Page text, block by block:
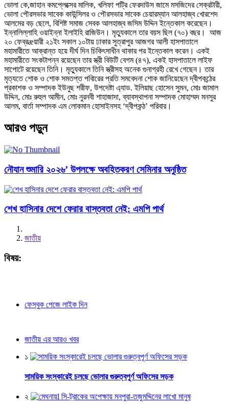
ভোলা কে,জাহান কমপ্লেক্সের মালিক, খলিফা পট্রি ফেরদাউস জামে মসজিদের সেক্রটারী,
ভোলা পৌরসভার সাবেক কাউন্সিলর ও পৌরসভার সাবেক চেয়ারম্যান আলহাজ্ব খোরশেদ
আলমের বড় ছেলে, বিশিষ্ট সমাজ সেবক আলহাজ্ব জসিম উদ্দিন ইন্তেকাল করেছেন।
ইন্নালিল্লাহি ওয়াইন্না ইলাইহি রাজিউন। মৃত্যুকালে তার বয়স ছিল (৭০) বছর। আজ
২০ ফেব্রæয়ারী ২১ইং সকাল ১০টায় ঢাকার সুত্রাপুর আজগর আলী হাসপাতালে
মহামারীতে আক্রান্ত হয়ে দীর্ঘ দিন চিকিৎসাধীন থাকার পর ইন্তেকাল করেন। একই
মহামারীতে সংকটাপন্ন রয়েছেন তার স্ত্রী বিউটি বেগম (৪৭), একই হাসপাতালে লাইফ
সাপোটে রয়েছেন তিনি। মৃত্যুকালে তিনি স্ত্রীসহ অনেক গুনাগ্রহী রেখে গেছেন। তার
মৃত্যতে শোক ও শোক সমতপ্ত পবিারের প্রতি সমবেদনা শোক জানিয়েছেন দ্বীপকন্ঠের
প্রকাশক ও সম্পাদক ইউনুছ শরীফ, উপদেষ্টা এ্যাড. ইলিয়াছ হোসেন সুমন, মোঃ জামাল
উদ্দিন, মোঃ রুহুল আমীন, মোঃ নুরনবী শাহাজাদা, ব্যাবস্থাপনা সম্পাদক মোহাম্মদ মনসুর
আলম, বার্তা সম্পাদক এম লোকমান হোসাইনসহ ‘দ্বীপকন্ঠ’ পরিবার।
আরও পড়ুন
নৌযান শুমারি ২০২৬’ উপলক্ষে অবহিতকরণ সেমিনার অনুষ্ঠিত
শেখ হাসিনার দেশে ফেরার বাস্তবতা নেই: এমপি পার্থ
জাতীয়
বিষয়:
ফেসবুক পেজে লাইক দিন
জাতীয় এর আরও খবর
১
সাময়িক সংস্কারেই চলছে ভোলার গুরুত্বপূর্ণ অফিসের সড়ক
২